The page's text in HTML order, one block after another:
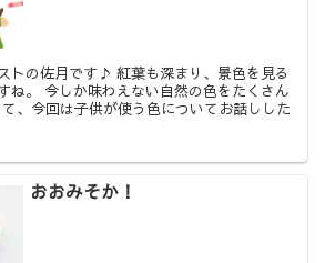
トの佐月です♪ 紅葉も深まり、景色を見る
ね。 今しか味わえない自然の色をたくさん
、今回は子供が使う色についてお話しした
おおみそか！